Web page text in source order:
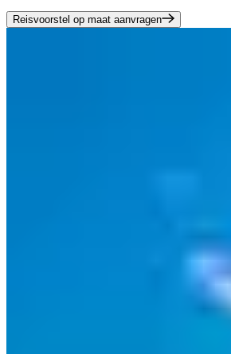
Reisvoorstel op maat aanvragen